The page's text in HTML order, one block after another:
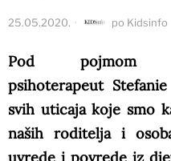
25.05.2020. po Kidsinfo
Pod pojmom
psihoterapeut
svih uticaja koje smo
naših roditelja i